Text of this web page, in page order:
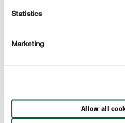
Statistics
Marketing
Allow all
Pouze vitální růže mohou plně